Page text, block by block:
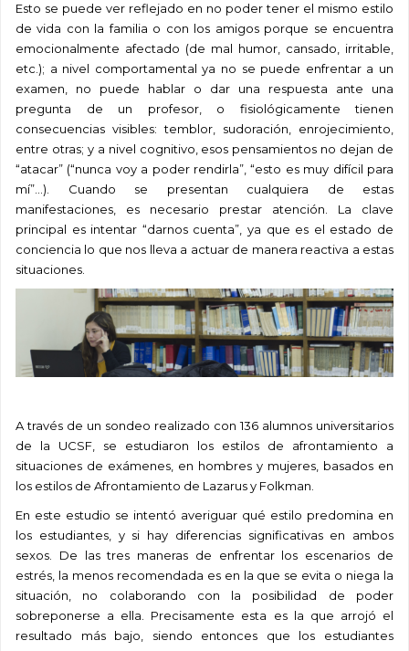
Esto se puede ver reflejado en no poder tener el mismo estilo
de vida con la familia o con los amigos porque se encuentra
emocionalmente afectado (de mal humor, cansado, irritable,
etc.); a nivel comportamental ya no se puede enfrentar a un
examen, no puede hablar o dar una respuesta ante una
pregunta de un profesor, o fisiológicamente tienen
consecuencias visibles: temblor, sudoración, enrojecimiento,
entre otras; y a nivel cognitivo, esos pensamientos no dejan de
“atacar” (“nunca voy a poder rendirla”, “esto es muy difícil para
mí”…). Cuando se presentan cualquiera de estas
manifestaciones, es necesario prestar atención. La clave
principal es intentar “darnos cuenta”, ya que es el estado de
conciencia lo que nos lleva a actuar de manera reactiva a estas
situaciones.
A través de un sondeo realizado con 136 alumnos universitarios
de la UCSF, se estudiaron los estilos de afrontamiento a
situaciones de exámenes, en hombres y mujeres, basados en
los estilos de Afrontamiento de Lazarus y Folkman.
En este estudio se intentó averiguar qué estilo predomina en
los estudiantes, y si hay diferencias significativas en ambos
sexos. De las tres maneras de enfrentar los escenarios de
estrés, la menos recomendada es en la que se evita o niega la
situación, no colaborando con la posibilidad de poder
sobreponerse a ella. Precisamente esta es la que arrojó el
resultado más bajo, siendo entonces que los estudiantes